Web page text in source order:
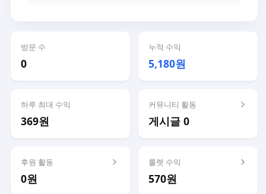
방문 수
0
누적 수익
5,180원
하루 최대 수익
369원
커뮤니티 활동
게시글 0
후원 활동
0원
룰렛 수익
570원